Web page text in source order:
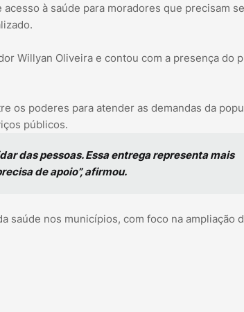
à saúde para moradores que precisam se
Willyan Oliveira e contou com a presença do
os poderes para atender as demandas da
públicos.
das pessoas. Essa entrega representa mais
de apoio”, afirmou.
saúde nos municípios, com foco na ampliação